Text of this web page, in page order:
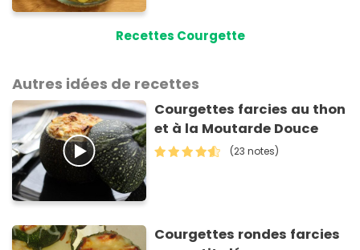
Recettes Courgette
Autres idées de recettes
Courgettes farcies au thon
et à la Moutarde Douce
(23 notes)
Courgettes rondes farcies